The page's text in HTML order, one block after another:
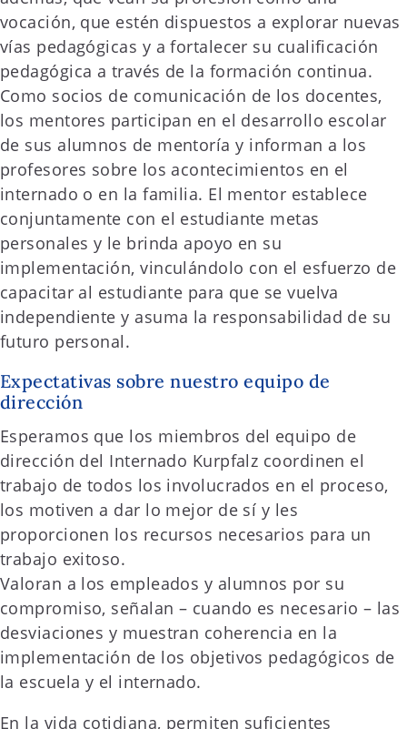
vocación, que estén dispuestos a explorar nuevas
vías pedagógicas y a fortalecer su cualificación
pedagógica a través de la formación continua.
Como socios de comunicación de los docentes,
los mentores participan en el desarrollo escolar
de sus alumnos de mentoría y informan a los
profesores sobre los acontecimientos en el
internado o en la familia. El mentor establece
conjuntamente con el estudiante metas
personales y le brinda apoyo en su
implementación, vinculándolo con el esfuerzo de
capacitar al estudiante para que se vuelva
independiente y asuma la responsabilidad de su
futuro personal.
Expectativas sobre nuestro equipo de
dirección
Esperamos que los miembros del equipo de
dirección del Internado Kurpfalz coordinen el
trabajo de todos los involucrados en el proceso,
los motiven a dar lo mejor de sí y les
proporcionen los recursos necesarios para un
trabajo exitoso.
Valoran a los empleados y alumnos por su
compromiso, señalan – cuando es necesario – las
desviaciones y muestran coherencia en la
implementación de los objetivos pedagógicos de
la escuela y el internado.
En la vida cotidiana, permiten suficientes